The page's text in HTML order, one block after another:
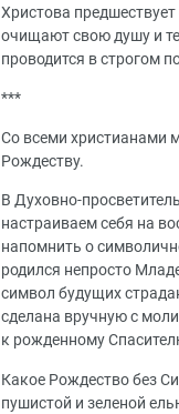
Христова
очищают свою душу и
проводится в строгом
***
Со всеми христианами
Рождеству.
В Духовно-
настраиваем себя на
напомнить о
родился непросто
символ будущих
сделана вручную с
к рожденному
Какое Рождество без
пушистой и зеленой